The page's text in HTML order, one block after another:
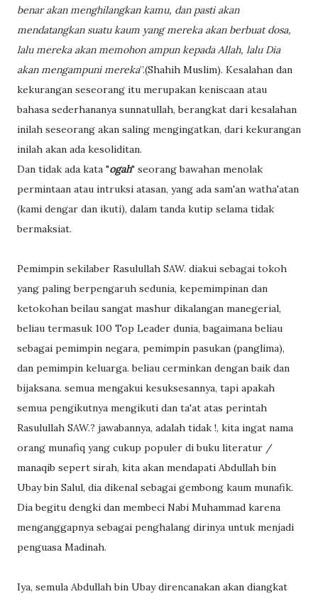
benar akan menghilangkan kamu, dan pasti akan
mendatangkan suatu kaum yang mereka akan berbuat dosa,
lalu mereka akan memohon ampun kepada Allah, lalu Dia
akan mengampuni mereka”.(Shahih Muslim). Kesalahan dan
kekurangan seseorang itu merupakan keniscaan atau
bahasa sederhananya sunnatullah, berangkat dari kesalahan
inilah seseorang akan saling mengingatkan, dari kekurangan
inilah akan ada kesoliditan.
Dan tidak ada kata "ogah" seorang bawahan menolak
permintaan atau intruksi atasan, yang ada sam'an watha'atan
(kami dengar dan ikuti), dalam tanda kutip selama tidak
bermaksiat.
Pemimpin sekilaber Rasulullah SAW. diakui sebagai tokoh
yang paling berpengaruh sedunia, kepemimpinan dan
ketokohan beilau sangat mashur dikalangan manegerial,
beliau termasuk 100 Top Leader dunia, bagaimana beliau
sebagai pemimpin negara, pemimpin pasukan (panglima),
dan pemimpin keluarga. beliau cerminkan dengan baik dan
bijaksana. semua mengakui kesuksesannya, tapi apakah
semua pengikutnya mengikuti dan ta'at atas perintah
Rasulullah SAW.? jawabannya, adalah tidak !, kita ingat nama
orang munafiq yang cukup populer di buku literatur /
manaqib sepert sirah, kita akan mendapati Abdullah bin
Ubay bin Salul, dia dikenal sebagai gembong kaum munafik.
Dia begitu dengki dan membeci Nabi Muhammad karena
menganggapnya sebagai penghalang dirinya untuk menjadi
penguasa Madinah.
Iya, semula Abdullah bin Ubay direncanakan akan diangkat